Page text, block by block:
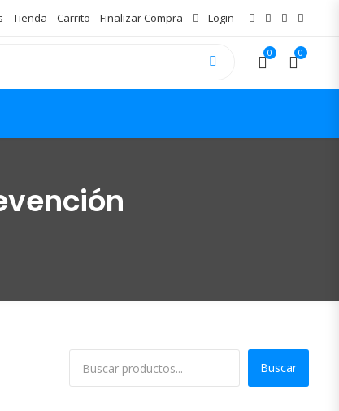
Tienda Carrito Finalizar Compra Login
0 0
Buscar